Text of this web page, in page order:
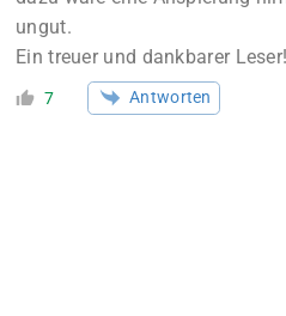
ungut.
Ein treuer und dankbarer Leser!
7 Antworten